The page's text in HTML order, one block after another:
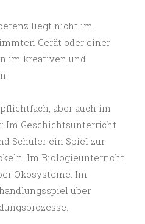
liegt nicht im
Gerät oder einer
im kreativen und
aber auch im
Im Geschichtsunterricht
Schüler ein Spiel zur
Im Biologieunterricht
Ökosysteme. Im
über